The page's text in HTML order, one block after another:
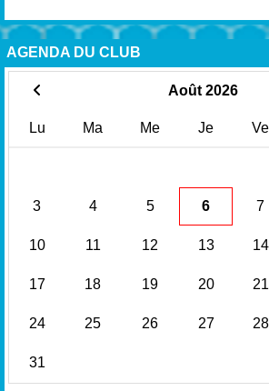
AGENDA DU CLUB
Août 2026
Lu Ma Me Je Ve
3 4 5 6 7
10 11 12 13 14
17 18 19 20 21
24 25 26 27 28
31